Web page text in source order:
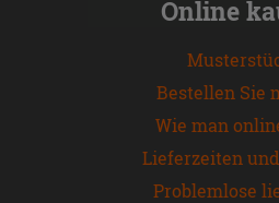
Online
Bestellen Sie
Wie man
Lieferzeiten
Problemlose